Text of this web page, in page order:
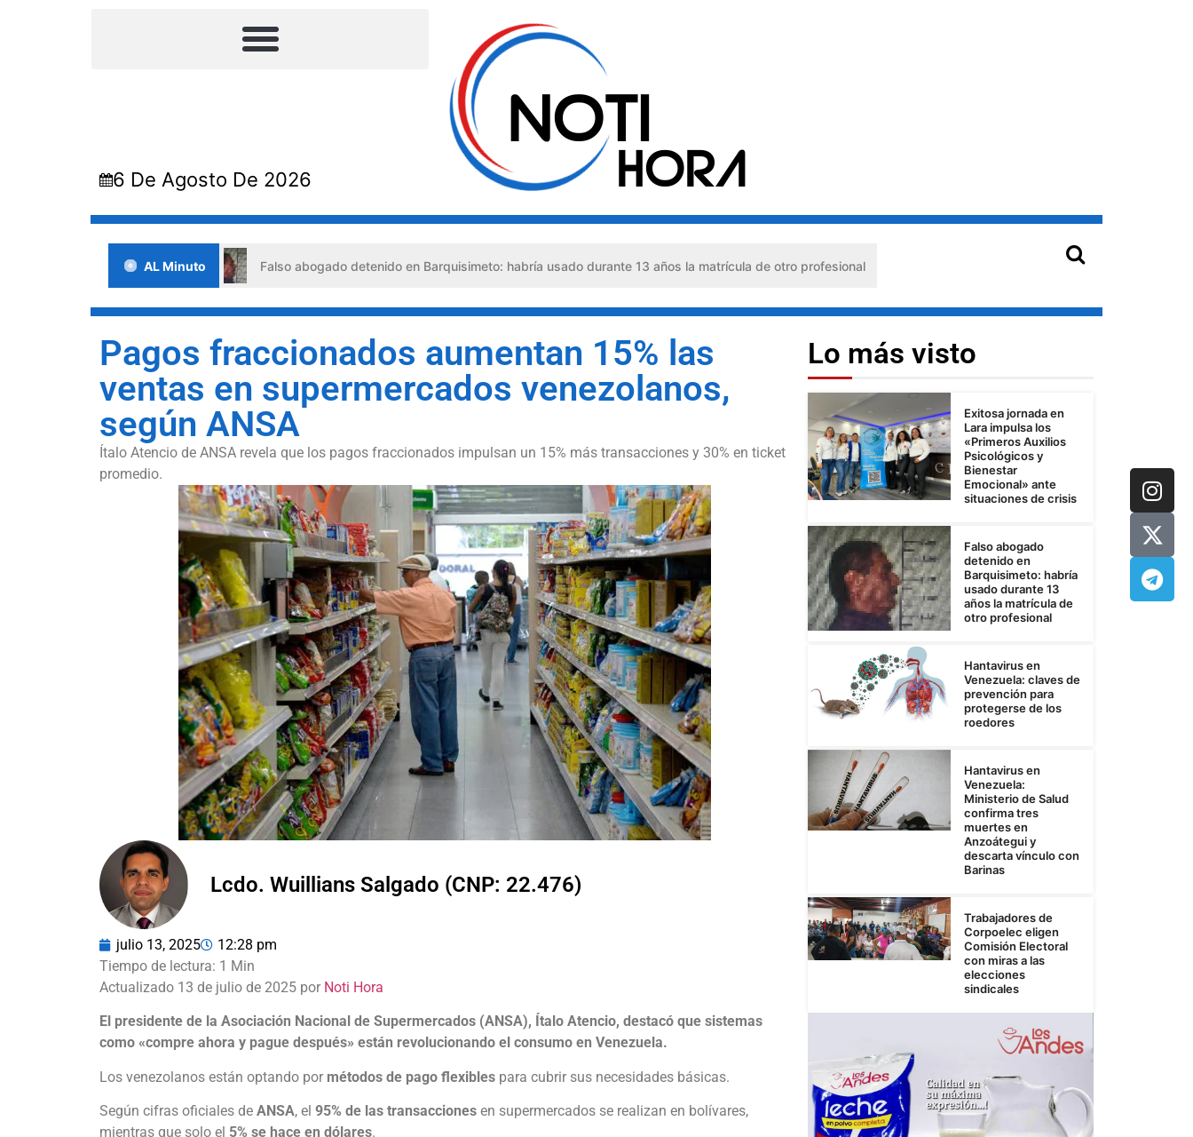
6 De Agosto De 2026
AL Minuto
situaciones de crisis Falso abogado detenido en Barquisimeto: habría usado durante 13 años la matrícula de otro profesional Hantavirus en Venezuela: claves de prevención
Pagos fraccionados aumentan 15% las
ventas en supermercados venezolanos,
según ANSA
Ítalo Atencio de ANSA revela que los pagos fraccionados impulsan un 15% más transacciones y 30% en ticket
promedio.
Lcdo. Wuillians Salgado (CNP: 22.476)
julio 13, 2025 12:28 pm
Actualizado 13 de julio de 2025 por Noti Hora
El presidente de la Asociación Nacional de Supermercados (ANSA), Ítalo Atencio, destacó que sistemas
como «compre ahora y pague después» están revolucionando el consumo en Venezuela.
Los venezolanos están optando por métodos de pago flexibles para cubrir sus necesidades básicas.
Según cifras oficiales de ANSA, el 95% de las transacciones en supermercados se realizan en bolívares,
mientras que solo el 5% se hace en dólares.
Lo más visto
Exitosa jornada en
Lara impulsa los
«Primeros Auxilios
Psicológicos y
Bienestar
Emocional» ante
situaciones de crisis
Falso abogado
detenido en
Barquisimeto: habría
usado durante 13
años la matrícula de
otro profesional
Hantavirus en
Venezuela: claves de
prevención para
protegerse de los
roedores
Hantavirus en
Venezuela:
Ministerio de Salud
confirma tres
muertes en
Anzoátegui y
descarta vínculo con
Barinas
Trabajadores de
Corpoelec eligen
Comisión Electoral
con miras a las
elecciones
sindicales